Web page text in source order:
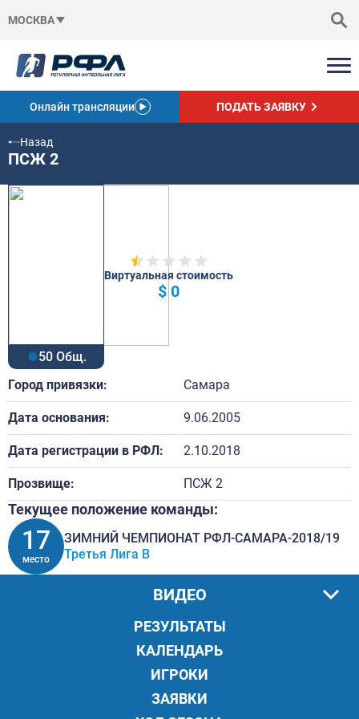
МОСКВА
Онлайн трансляции ПОДАТЬ ЗАЯВКУ
Назад
ПСЖ 2
50 Общ.
Виртуальная стоимость
$ 0
Город привязки: Самара
Дата основания: 9.06.2005
Дата регистрации в РФЛ: 2.10.2018
Прозвище: ПСЖ 2
Текущее положение команды:
17
место
ЗИМНИЙ ЧЕМПИОНАТ РФЛ-САМАРА-2018/19
Третья Лига В
РЕЗУЛЬТАТЫ
КАЛЕНДАРЬ
ИГРОКИ
ЗАЯВКИ
ВИДЕО